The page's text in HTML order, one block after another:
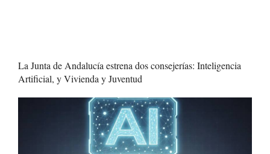
La Junta de Andalucía estrena dos consejerías: Inteligencia
Artificial, y Vivienda y Juventud